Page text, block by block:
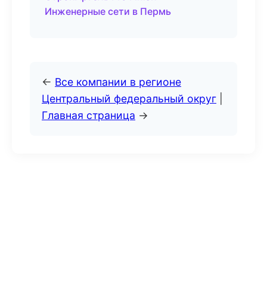
Инженерные сети в Пермь
← Все компании в регионе
Центральный федеральный округ
Главная страница →